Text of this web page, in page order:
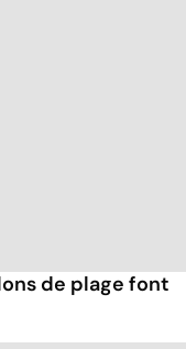
de plage font